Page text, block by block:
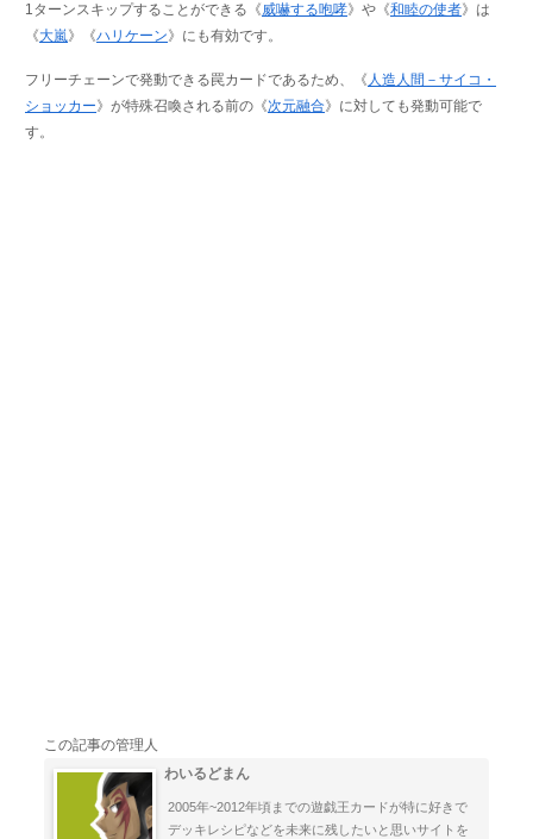
1ターンスキップすることができる《威嚇する咆哮》や《和睦の使者》は
《大嵐》《ハリケーン》にも有効です。
フリーチェーンで発動できる罠カードであるため、《 人造人間－サイコ・
ショッカー》が特殊召喚される前の《次元融合》に対しても発動可能で
す。
この記事の管理人
わいるどまん
2005年~2012年頃までの遊戯王カードが特に好きで
デッキレシピなどを未来に残したいと思いサイトを